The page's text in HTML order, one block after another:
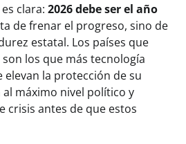
clara: 2026 debe ser el año
de frenar el progreso, sino de
estatal. Los países que
los que más tecnología
la protección de su
máximo nivel político y
crisis antes de que estos